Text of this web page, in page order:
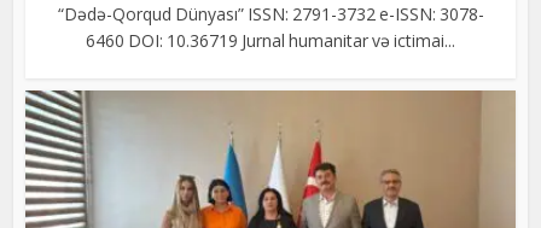
“Dədə-Qorqud Dünyası” ISSN: 2791-3732 e-ISSN: 3078-
6460 DOI: 10.36719 Jurnal humanitar və ictimai...